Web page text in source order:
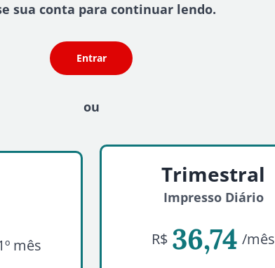
sua conta para continuar lendo.
Entrar
ou
mês
Trimestral
Impresso Diário
R$ 36,74 /mês